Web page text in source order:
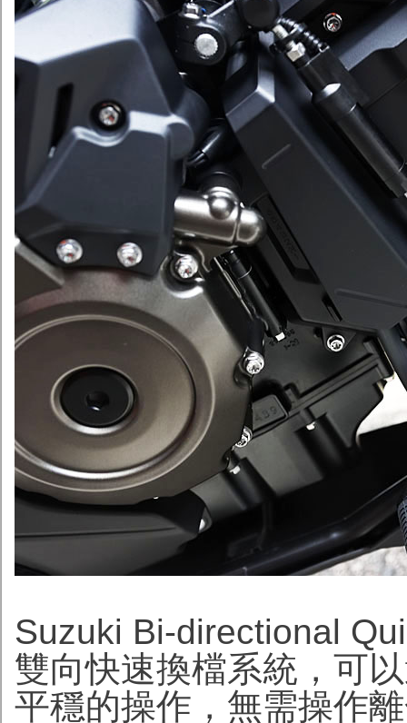
Suzuki Bi-directional
雙向快速換檔系統，可
平穩的操作，無需操作